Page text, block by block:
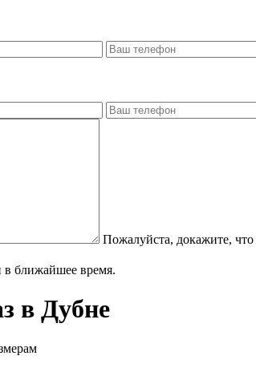
Пожалуйста, докажите,
ближайшее время.
в Дубне